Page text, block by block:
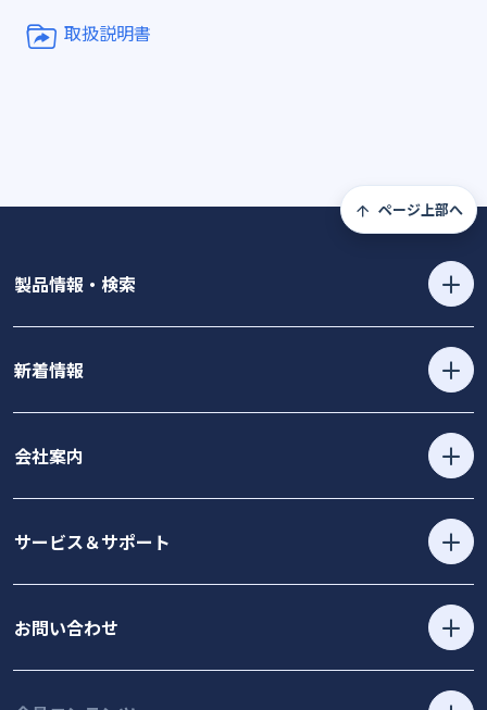
取扱説明書
ページ上部へ
製品情報・検索
新着情報
会社案内
サービス＆サポート
お問い合わせ